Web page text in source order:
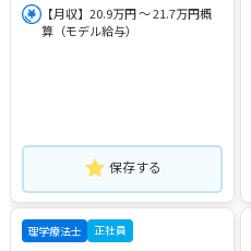
【月収】20.9万円 ～ 21.7万円概
算（モデル給与）
保存する
理学療法士 正社員